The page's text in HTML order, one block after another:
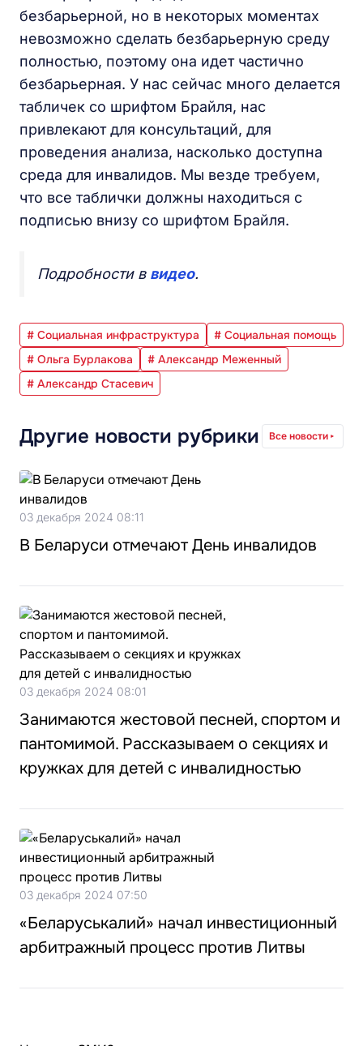
безбарьерной, но в некоторых моментах
невозможно сделать безбарьерную среду
полностью, поэтому она идет частично
безбарьерная. У нас сейчас много делается
табличек со шрифтом Брайля, нас
привлекают для консультаций, для
проведения анализа, насколько доступна
среда для инвалидов. Мы везде требуем,
что все таблички должны находиться с
подписью внизу со шрифтом Брайля.
Подробности в видео.
# Социальная инфраструктура
# Социальная помощь
# Ольга Бурлакова
# Александр Меженный
# Александр Стасевич
Другие новости рубрики Все новости
03 декабря 2024 08:11
В Беларуси отмечают День инвалидов
03 декабря 2024 08:01
Занимаются жестовой песней, спортом и
пантомимой. Рассказываем о секциях и
кружках для детей с инвалидностью
03 декабря 2024 07:50
«Беларуськалий» начал инвестиционный
арбитражный процесс против Литвы